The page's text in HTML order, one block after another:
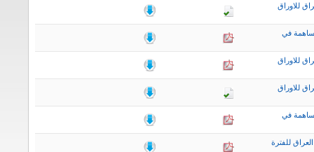
للاوراق
في
للاوراق
للاوراق
في
للفترة